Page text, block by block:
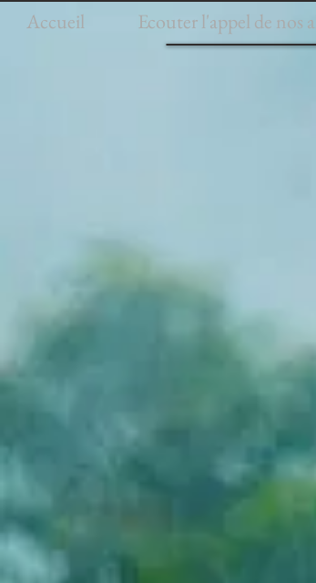
Accueil Ecouter l'appel de nos